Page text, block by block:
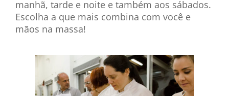
manhã, tarde e noite e também aos sábados.
Escolha a que mais combina com você e
mãos na massa!